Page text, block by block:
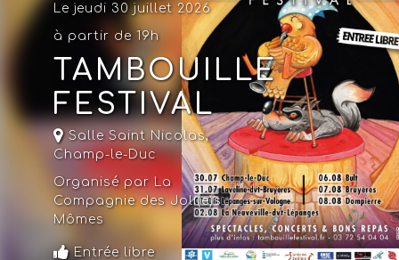
Le jeudi 30 juillet 2026
à partir de 19h
TAMBOUILLE
FESTIVAL
Salle Saint Nicolas,
Champ-le-Duc
Organisé par La
Compagnie des Joli(e)s
Mômes
Entrée libre